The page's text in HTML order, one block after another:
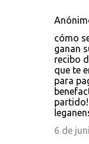
cómo
ganan
recibo
que te
para
6 de